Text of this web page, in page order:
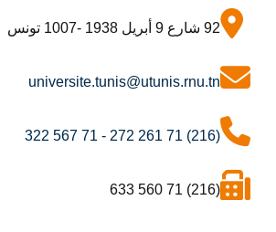
92 شارع 9 أبريل 1938 -1007 تونس
universite.tunis@utunis.rnu.tn
(216) 71 261 272 - 71 567 322
(216) 71 560 633